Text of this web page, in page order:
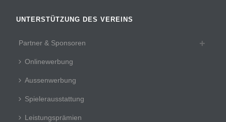
UNTERSTÜTZUNG DES VEREINS
Partner & Sponsoren
Onlinewerbung
Aussenwerbung
Spielerausstattung
Leistungsprämien